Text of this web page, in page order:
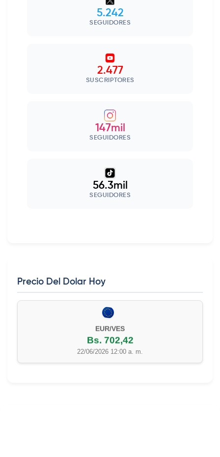
5.242
SEGUIDORES
2.477
SUSCRIPTORES
147mil
SEGUIDORES
56.3mil
SEGUIDORES
Precio Del Dolar Hoy
EUR/VES
Bs. 702,42
22/06/2026 12:00 a. m.